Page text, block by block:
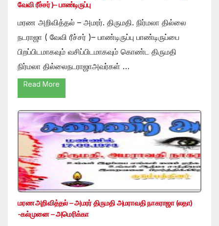
வேவி ரீச்சர் )– பாண்டிருப்பு
மரண அறிவித்தல் – அமரர். திருமதி. நிர்மலா தில்லை
நடராஜா ( வேவி ரீச்சர் )– பாண்டிருப்பு பாண்டிருப்பை
பிறப்பிடமாகவும் வசிப்பிடமாகவும் கொண்ட திருமதி
நிர்மலா தில்லைநடராஜாஅவர்கள் …
Read More
மரண அறிவித்தல் – அமரர் திருமதி அமராவதி நாகராஜா (லதா)
-கல்முனை – அமெரிக்கா